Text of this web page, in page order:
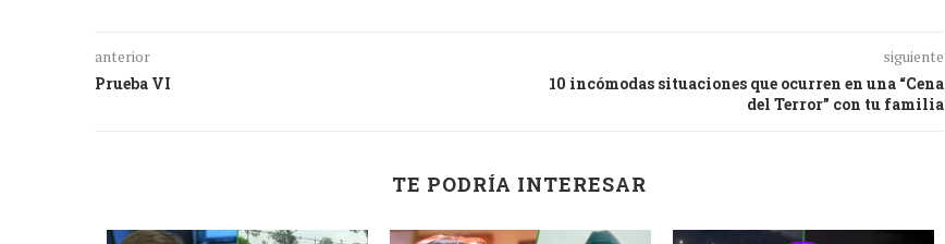
anterior
Prueba VI
siguiente
10 incómodas situaciones que ocurren en una “Cena
del Terror” con tu familia
TE PODRÍA INTERESAR